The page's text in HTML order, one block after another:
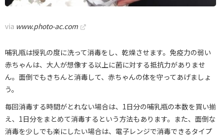
via www.photo-ac.com
哺乳瓶は授乳の度に洗って消毒をし、乾燥させます。免疫力の弱い
赤ちゃんは、大人が想像する以上に菌に対する抵抗力がありませ
ん。面倒でもきちんと消毒して、赤ちゃんの体を守ってあげましょ
う。
毎回消毒する時間がとれない場合は、1日分の哺乳瓶の本数を買い揃
え、1日分をまとめて消毒するという方法もあります。また、面倒な
消毒を少しでも楽にしたい場合は、電子レンジで消毒できるタイプ